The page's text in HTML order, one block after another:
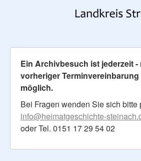
Ein Archivbesuch ist jederzeit -
vorheriger Terminvereinbarung
möglich.
Bei Fragen wenden Sie sich bitte
info@heimatgeschichte-
oder Tel. 0151 17 29 54 02